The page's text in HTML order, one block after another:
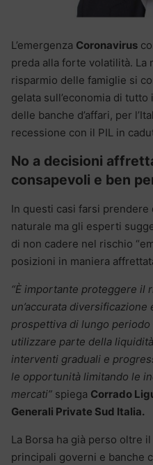
L’emergenza Coronavirus
preda alla forte volatilità. La
risparmio delle famiglie si
gelata sull’economia di
delle banche d’affari, per
recessione con il PIL in
No a decisioni
consapevoli e ben
In questi casi farsi
naturale ma gli esperti
di non cadere nel rischio
posizioni in maniera
“È importante proteggere il
un’accurata
prospettiva di lungo
utilizzare parte della
interventi graduali e
le opportunità limitando le
mercati” spiega Corrado
Generali Private Sud Italia.
La Borsa ha già perso oltre
principali governi e banche